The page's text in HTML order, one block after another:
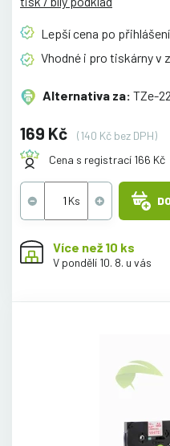
Lepší cena po přihlášení
Vhodné i pro tiskárny v
Alternativa za: TZe-
169 Kč
(140 Kč bez DPH)
Cena s registrací 166 Kč
Více než 10 ks
V pondělí 10. 8. u vás